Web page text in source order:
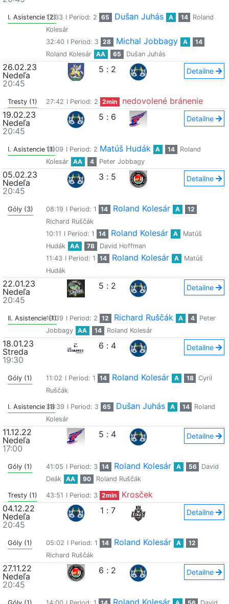
I. Asistencie (2)
17:33 I Period: 2 65 Dušan Juhás A 14
Roland
Kolesár
32:40 I Period: 3 28 Michal Jobbagy A
14
Roland Kolesár
AA 65 Dušan Juhás
26.02.23
Nedeľa
20:45
5 : 2 Detailne
Tresty (1) 27:42 I Period: 2 2min
nedovolené bránenie
19.02.23
Nedeľa
20:45
5 : 6 Detailne
I. Asistencie (1)18:09 I Period: 2 Matúš Hudák A 14
Roland
Kolesár
AA 4 Peter Jobbagy
05.02.23
Nedeľa
20:45
3 : 5 Detailne
Góly (3) 08:19 I Period: 1 14 Roland Kolesár A
12
Richard Ruščák
10:11 I Period: 1 14 Roland Kolesár A
Matúš
Hudák
AA 78
David Hoffman
11:43 I Period: 1 14 Roland Kolesár A
Matúš
Hudák
22.01.23
Nedeľa
20:45
5 : 2 Detailne
II. Asistencie (1)
19:39 I Period: 2 12 Richard Ruščák A 4
Peter
Jobbagy
AA 14 Roland Kolesár
18.01.23
Streda
19:30
6 : 4 Detailne
Góly (1) 11:02 I Period: 1 14 Roland Kolesár A 18
Cyril
Ruščák
I. Asistencie (1)38:39 I Period: 3 65 Dušan Juhás A 14
Roland
Kolesár
11.12.22
Nedeľa
17:00
5 : 4 Detailne
Góly (1) 41:05 I Period: 3 14 Roland Kolesár A 56
David
Deák
AA 90 Roland Ruščák
Tresty (1) 43:51 I Period: 3 2min
Krosček
04.12.22
Nedeľa
20:45
1 : 7 Detailne
Góly (1) 05:02 I Period: 1 14 Roland Kolesár A
12
Richard Ruščák
27.11.22
Nedeľa
20:45
6 : 2 Detailne
Roland Kolesár